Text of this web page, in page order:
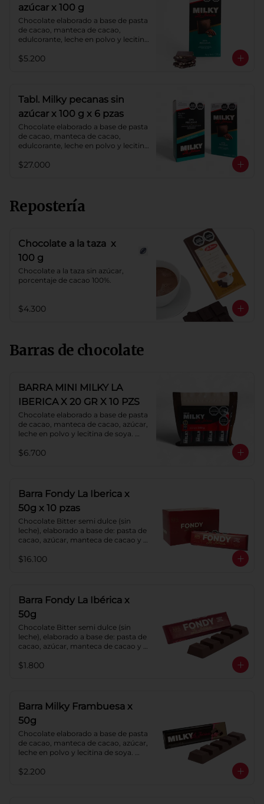
azúcar x 100 g
Chocolate elaborado a base de pasta
de cacao, manteca de cacao,
edulcorante, leche en polvo y lecitina
Porcentaje de cacao: 40%.
$5.200
Tabl. Milky pecanas sin
azúcar x 100 g x 6 pzas
Chocolate elaborado a base de pasta
de cacao, manteca de cacao,
edulcorante, leche en polvo y lecitina
Porcentaje de cacao: 40%.
$27.000
Repostería
Chocolate a la taza x
100 g
Chocolate a la taza sin azúcar,
porcentaje de cacao 100%.
$4.300
Barras de chocolate
BARRA MINI MILKY LA
IBERICA X 20 GR X 10 PZS
Chocolate elaborado a base de pasta
de cacao, manteca de cacao, azúcar,
leche en polvo y lecitina de soya.
$6.700
Barra Fondy La Iberica x
50g x 10 pzas
Chocolate Bitter semi dulce (sin
leche), elaborado a base de: pasta de
cacao, azúcar, manteca de cacao y
cacao: 52%.
$16.100
Barra Fondy La Ibérica x
50g
Chocolate Bitter semi dulce (sin
leche), elaborado a base de: pasta de
cacao, azúcar, manteca de cacao y
cacao: 52%.
$1.800
Barra Milky Frambuesa x
50g
Chocolate elaborado a base de pasta
de cacao, manteca de cacao, azúcar,
leche en polvo y lecitina de soya.
$2.200